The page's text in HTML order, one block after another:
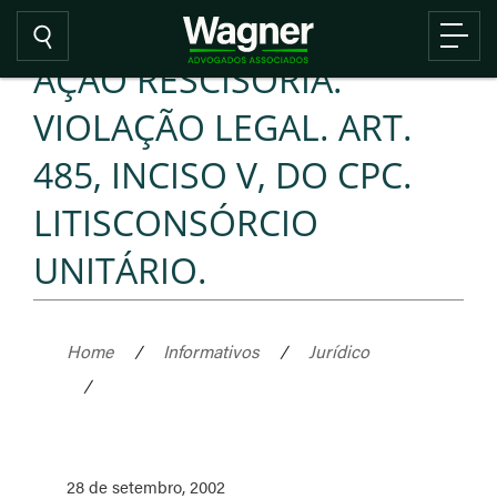
AÇÃO RESCISÓRIA.
VIOLAÇÃO LEGAL. ART.
485, INCISO V, DO CPC.
LITISCONSÓRCIO
UNITÁRIO.
Home / Informativos /
Jurídico
/
28 de setembro, 2002